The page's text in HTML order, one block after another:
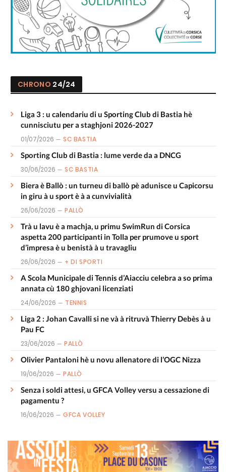
CHRONO 24/24
Liga 3 : u calendariu di u Sporting Club di Bastia hè
cunnisciutu per a staghjoni 2026-2027
01/07/2026 SC BASTIA
Sporting Club di Bastia : lume verde da a DNCG
30/06/2026 SC BASTIA
Biera è Ballò : un turneu di ballò pè adunisce u Capicorsu
in giru à u sport è à a cunvivialità
26/06/2026 PALLÒ
Trà u lavu è a machja, u primu SwimRun di Corsica
aspetta 200 participanti in Tolla per prumove u sport
d’impresa è u benistà à u travagliu
26/06/2026 + DI SPORTI
A Scola Municipale di Tennis d’Aiacciu celebra a so prima
annata cù 180 ghjovani licenziati
24/06/2026 TENNIS
Liga 2 : Johan Cavalli si ne và à ritruvà Thierry Debès à u
Pau FC
23/06/2026 PALLÒ
Olivier Pantaloni hè u novu allenatore di l’OGC Nizza
19/06/2026 PALLÒ
Senza i soldi attesi, u GFCA Volley versu a cessazione di
pagamentu ?
16/06/2026 GFCA VOLLEY